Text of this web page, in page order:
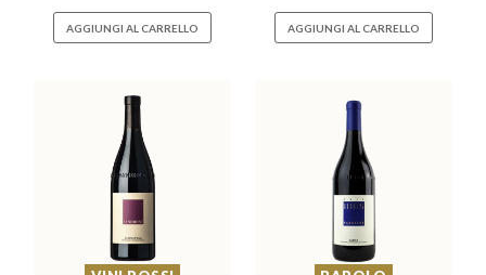
AGGIUNGI AL CARRELLO AGGIUNGI AL CARRELLO